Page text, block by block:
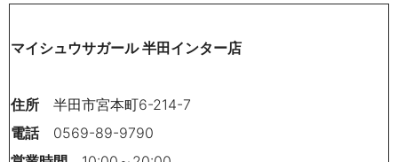
マイシュウサガール 半田インター店
住所 半田市宮本町6-214-7
電話0569-89-9790